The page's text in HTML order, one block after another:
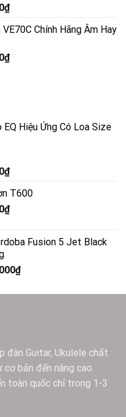
₫
Chính Hãng Âm Hay
₫
EQ Hiệu Ứng Có Loa Size
₫
T600
₫
Fusion 5 Jet Black
₫
đàn Guitar, Ukulele chất
bản đến nâng cao.
toàn quốc chỉ trong 1-3